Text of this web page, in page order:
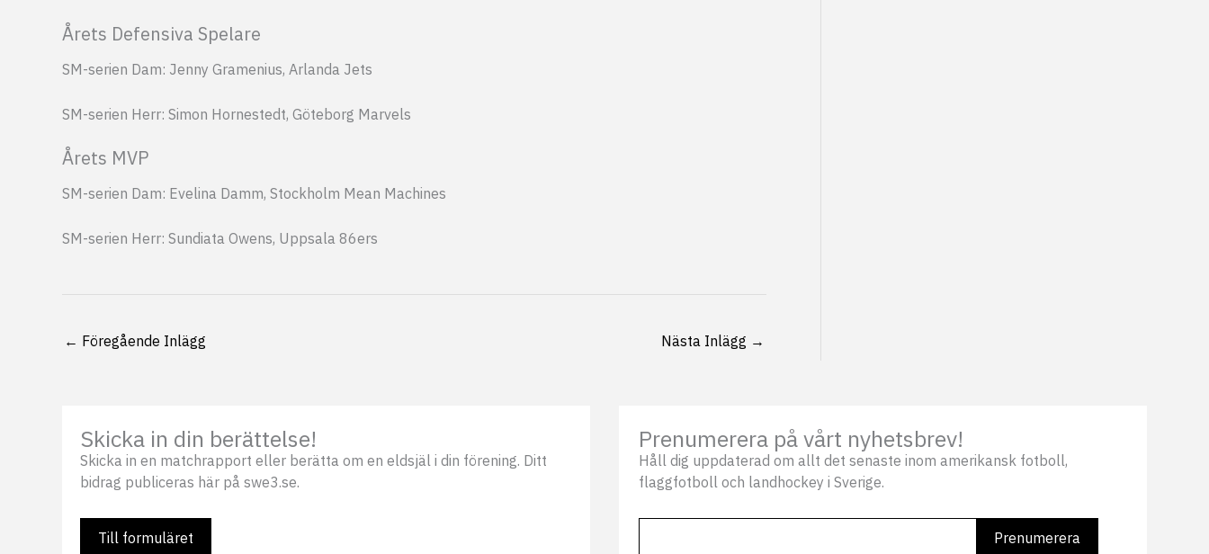
Årets Defensiva Spelare
SM-serien Dam: Jenny Gramenius, Arlanda Jets
SM-serien Herr: Simon Hornestedt, Göteborg Marvels
Årets MVP
SM-serien Dam: Evelina Damm, Stockholm Mean Machines
SM-serien Herr: Sundiata Owens, Uppsala 86ers
← Föregående Inlägg Nästa Inlägg →
Skicka in din berättelse!
Skicka in en matchrapport eller berätta om en eldsjäl i din förening. Ditt
bidrag publiceras här på swe3.se.
Till formuläret
Prenumerera på vårt nyhetsbrev!
Håll dig uppdaterad om allt det senaste inom amerikansk fotboll,
flaggfotboll och landhockey i Sverige.